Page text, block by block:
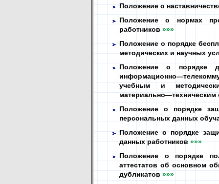
Положение о
Положение о нормах
работников »»»
Положение о порядке
методических и научных
Положение о порядке
учебным и
Положение о порядке
персональных данных
Положение о порядке
данных работников »»»
Положение о порядке
аттестатов об основном
дубликатов »»»